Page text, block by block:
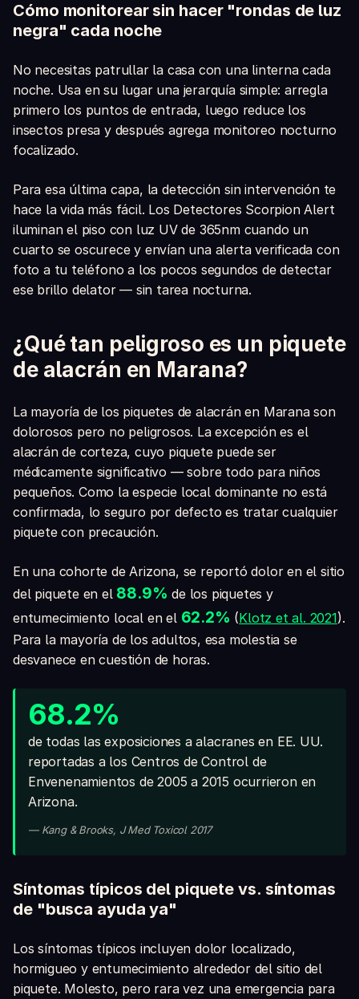
Cómo monitorear sin hacer "rondas de luz
negra" cada noche
No necesitas patrullar la casa con una linterna cada
noche. Usa en su lugar una jerarquía simple: arregla
primero los puntos de entrada, luego reduce los
insectos presa y después agrega monitoreo nocturno
focalizado.
Para esa última capa, la detección sin intervención te
hace la vida más fácil. Los Detectores Scorpion Alert
iluminan el piso con luz UV de 365nm cuando un
cuarto se oscurece y envían una alerta verificada con
foto a tu teléfono a los pocos segundos de detectar
ese brillo delator — sin tarea nocturna.
¿Qué tan peligroso es un piquete
de alacrán en Marana?
La mayoría de los piquetes de alacrán en Marana son
dolorosos pero no peligrosos. La excepción es el
alacrán de corteza, cuyo piquete puede ser
médicamente significativo — sobre todo para niños
pequeños. Como la especie local dominante no está
confirmada, lo seguro por defecto es tratar cualquier
piquete con precaución.
En una cohorte de Arizona, se reportó dolor en el sitio
del piquete en el 88.9% de los piquetes y
entumecimiento local en el 62.2% (Klotz et al. 2021).
Para la mayoría de los adultos, esa molestia se
desvanece en cuestión de horas.
68.2%
de todas las exposiciones a alacranes en EE. UU.
reportadas a los Centros de Control de
Envenenamientos de 2005 a 2015 ocurrieron en
Arizona.
— Kang & Brooks, J Med Toxicol 2017
Síntomas típicos del piquete vs. síntomas
de "busca ayuda ya"
Los síntomas típicos incluyen dolor localizado,
hormigueo y entumecimiento alrededor del sitio del
piquete. Molesto, pero rara vez una emergencia para